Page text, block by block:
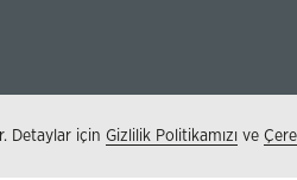
Kişisel Verilerin
Detaylar için Gizlilik Politikamızı ve